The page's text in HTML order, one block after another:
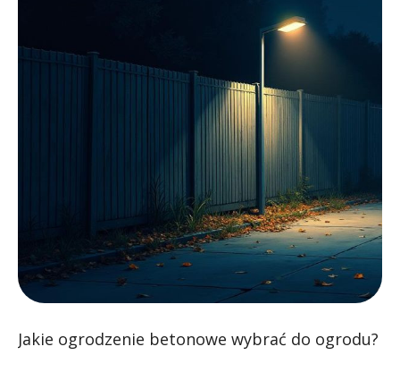
Jakie ogrodzenie betonowe wybrać do ogrodu?